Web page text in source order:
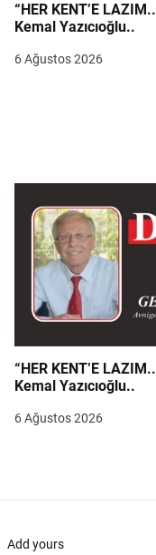
“HER KENT’E LAZIM.. ”Mehmet
Kemal Yazıcıoğlu..
6 Ağustos 2026
“HER KENT’E LAZIM.. ”Mehmet
Kemal Yazıcıoğlu..
6 Ağustos 2026
Add yours